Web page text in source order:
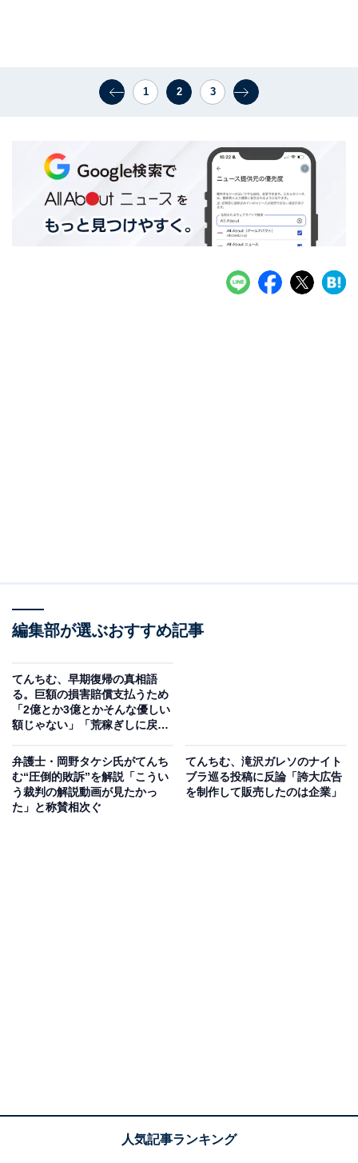
1 2 3
編集部が選ぶおすすめ記事
てんちむ、早期復帰の真相語
る。巨額の損害賠償支払うため
「2億とか3億とかそんな優しい
額じゃない」「荒稼ぎしに戻っ
弁護士・岡野タケシ氏がてんち
む“圧倒的敗訴”を解説「こうい
う裁判の解説動画が見たかっ
た」と称賛相次ぐ
てんちむ、滝沢ガレソのナイト
ブラ巡る投稿に反論「誇大広告
を制作して販売したのは企業」